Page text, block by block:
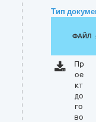
Тип
ФАЙЛ
Пр
ое
кт
до
го
во